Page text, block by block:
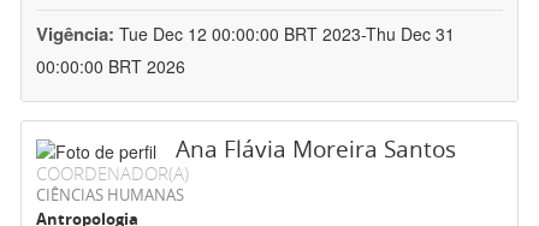
Vigência: Tue Dec 12 00:00:00 BRT 2023-Thu Dec 31
00:00:00 BRT 2026
Ana Flávia Moreira Santos
COORDENADOR(A)
CIÊNCIAS HUMANAS
Antropologia